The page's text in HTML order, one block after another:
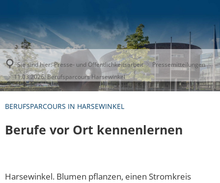
Sie sind hier: Presse- und Öffentlichkeitsarbeit
Pressemitteilungen
11.03.2026: Berufsparcours Harsewinkel
BERUFSPARCOURS IN HARSEWINKEL
Berufe vor Ort kennenlernen
Harsewinkel. Blumen pflanzen, einen Stromkreis